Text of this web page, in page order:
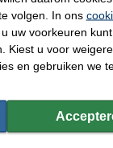
volgen. In ons
uw voorkeuren
Kiest u voor
en gebruiken we